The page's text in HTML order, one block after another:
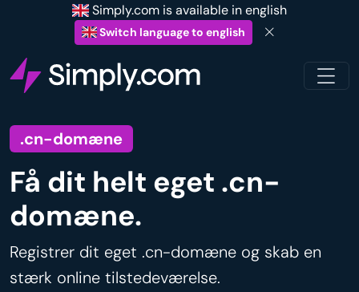
Simply.com is available in english
Switch language to english
.cn-domæne
Få dit helt eget .cn-
domæne.
Registrer dit eget .cn-domæne og skab en
stærk online tilstedeværelse.